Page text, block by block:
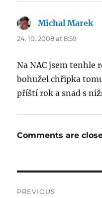
Michal Marek
24. 10. 2008 at 8:59
Na NAC jsem tenhle
bohužel chřipka
příští rok a snad s
Comments are
PREVIOUS